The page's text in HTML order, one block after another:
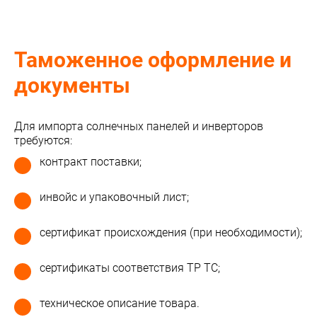
Таможенное оформление и
документы
Для импорта солнечных панелей и инверторов
требуются:
контракт поставки;
инвойс и упаковочный лист;
сертификат происхождения (при необходимости);
сертификаты соответствия ТР ТС;
техническое описание товара.